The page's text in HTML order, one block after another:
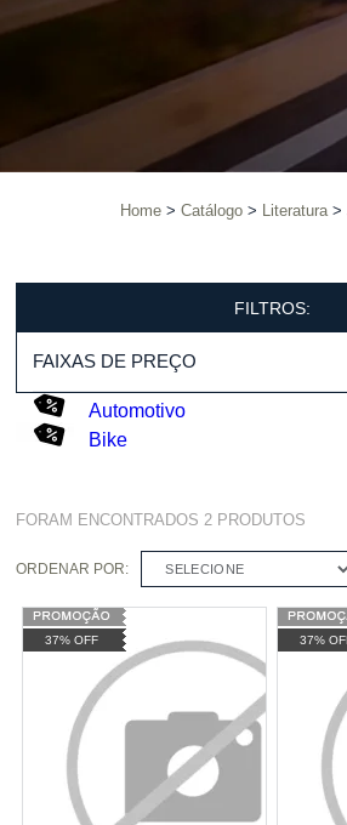
Home Catálogo Literatura
FILTROS:
FAIXAS DE PREÇO
Automotivo
Bike
FORAM ENCONTRADOS2 PRODUTOS
ORDENAR POR: SELECIONE
37% OFF 37%